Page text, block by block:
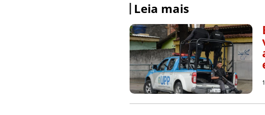
Leia mais